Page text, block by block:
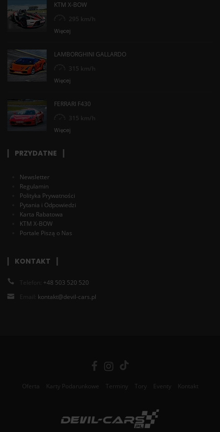
KTM X-BOW
295 km/h
Więcej
LAMBORGHINI GALLARDO
315 km/h
Więcej
FERRARI F430
315 km/h
Więcej
PRZYDATNE
Newsletter
Regulamin
Polityka Prywatności
Pytania i Odpowiedzi
Karta Rabatowa
KTM X-BOW
Portale Piszą o Nas
KONTAKT
Telefon: +48 503 520 520
Email: kontakt@devil-cars.pl
Oferta Karty Podarunkowe Terminy Tory Eventy Kontakt